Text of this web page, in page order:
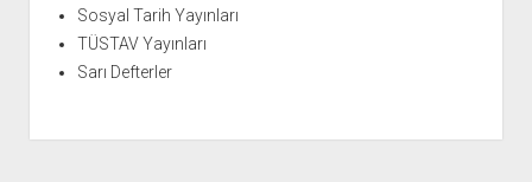
Sosyal Tarih Yayınları
TÜSTAV Yayınları
Sarı Defterler